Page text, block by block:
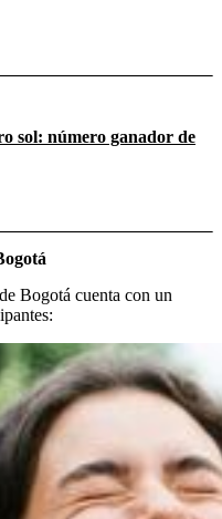
sol: número ganador de
Bogotá cuenta con un